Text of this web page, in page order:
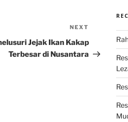
Post
NEXT
Jejak Ikan Kakap
Terbesar di Nusantara